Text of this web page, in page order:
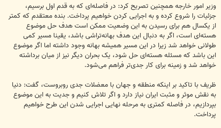
وزیر امور خارجه همچنین تصریح کرد: در فاصله‌ای که به قدم اول برسیم،
جزئیات را شروع کرده و به اجرایی کردن خواهیم پرداخت. بنده معتقدم که کمتر
از یکسال هم برای رسیدن به این وضعیت ممکن است هدف حل موضوع
هسته‌ای است، اگر به دنبال این هدف بهانه‌تراشی باشد، یقینا مسیر کمی
طولانی خواهد شد زیرا در این مسیر همیشه بهانه وجود داشته اما اگر موضوع
این باشد که مسئله هسته‌ای حل شود، یک بحران دیگر نیز از میان برداشته
خواهد شد و زمینه برای کار جدی‌تر فراهم می‌شود.
ظریف با تاکید بر اینکه منطقه و جهان با معضلات جدی روبروست، گفت: دنیا
به نقش موثر و مثبت ایران نیاز دارد و اگر تلاش کنیم و جدیت به این موضوع
بپردازیم، در فاصله کمتری به مرحله نهایی اجرایی شدن این طرح خواهیم
پرداخت.